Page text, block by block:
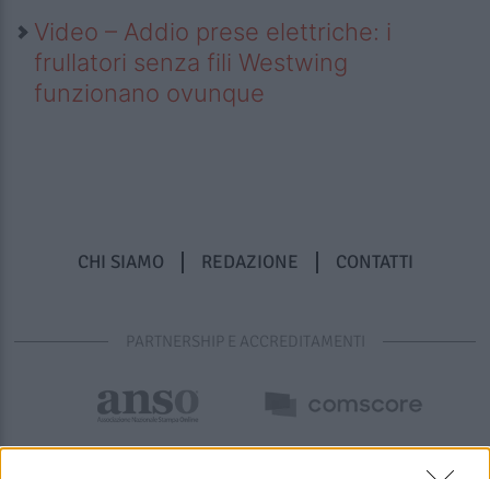
Video – Addio prese elettriche: i
frullatori senza fili Westwing
funzionano ovunque
CHI SIAMO REDAZIONE CONTATTI
PARTNERSHIP E ACCREDITAMENTI